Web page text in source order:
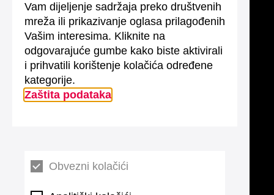
Vam dijeljenje sadržaja preko društvenih
mreža ili prikazivanje oglasa prilagođenih
Vašim interesima. Kliknite na
odgovarajuće gumbe kako biste aktivirali
i prihvatili korištenje kolačića određene
kategorije.
Zaštita podataka
Obvezni kolačići